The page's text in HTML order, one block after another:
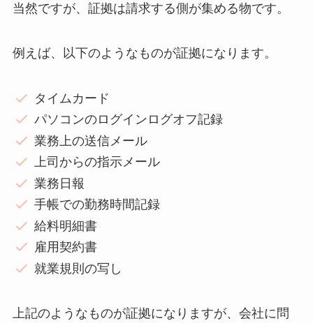
当然ですが、証拠は請求する側が集める物です。
例えば、以下のようなものが証拠になります。
タイムカード
パソコンのログインログオフ記録
業務上の送信メール
上司からの指示メール
業務日報
手帳での勤務時間記録
給料明細書
雇用契約書
就業規則の写し
上記のようなものが証拠になりますが、会社に問